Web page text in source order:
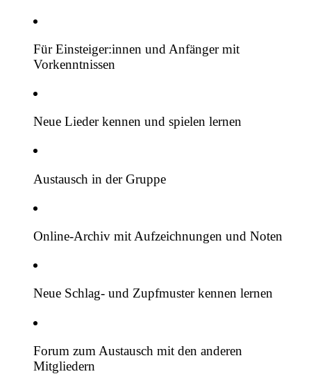
Für Einsteiger:innen und Anfänger mit
Vorkenntnissen
Neue Lieder kennen und spielen lernen
Austausch in der Gruppe
Online-Archiv mit Aufzeichnungen und Noten
Neue Schlag- und Zupfmuster kennen lernen
Forum zum Austausch mit den anderen
Mitgliedern